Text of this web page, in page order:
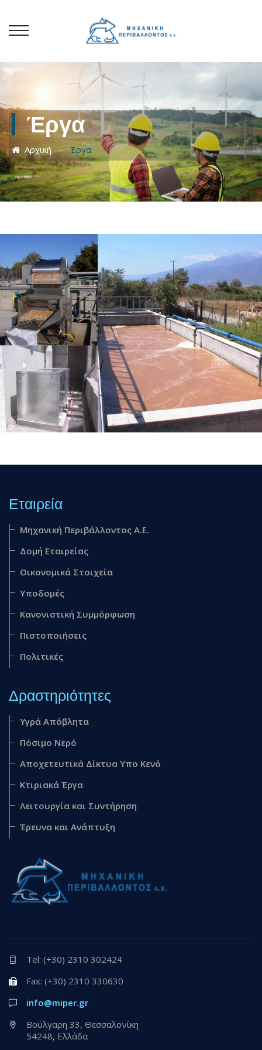
Έργα
Αρχική – Έργα
Εταιρεία
Mηχανική Περιβάλλοντος Α.Ε.
Δομή Εταιρείας
Οικονομικά Στοιχεία
Υποδομές
Κανονιστική Συμμόρφωση
Πιστοποιήσεις
Πολιτικές
Δραστηριότητες
Υγρά Απόβλητα
Πόσιμο Νερό
Αποχετευτικά Δίκτυα Υπο Κενό
Κτιριακά Έργα
Λειτουργία και Συντήρηση
Έρευνα και Ανάπτυξη
Tel: (+30) 2310 302424
Fax: (+30) 2310 330630
info@miper.gr
Βούλγαρη 33, Θεσσαλονίκη
54248, Ελλάδα